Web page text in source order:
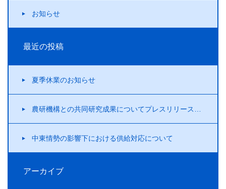
お知らせ
最近の投稿
夏季休業のお知らせ
農研機構との共同研究成果についてプレスリリースを行いました！
中東情勢の影響下における供給対応について
アーカイブ